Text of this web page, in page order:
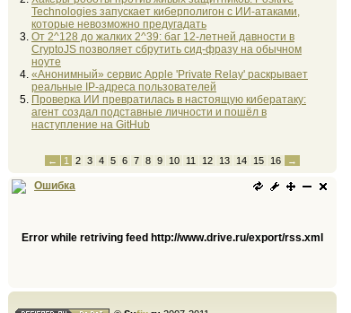
Technologies запускает киберполигон с ИИ-атаками,
которые невозможно предугадать
От 2^128 до жалких 2^39: баг 12-летней давности в
CryptoJS позволяет сбрутить сид-фразу на обычном
ноуте
«Анонимный» сервис Apple 'Private Relay' раскрывает
реальные IP-адреса пользователей
Проверка ИИ превратилась в настоящую кибератаку:
агент создал подставные личности и пошёл в
наступление на GitHub
← 1 2 3 4 5 6 7 8 9 10 11 12 13 14 15 16 →
Ошибка
Error while retriving feed http://www.drive.ru/export/rss.xml